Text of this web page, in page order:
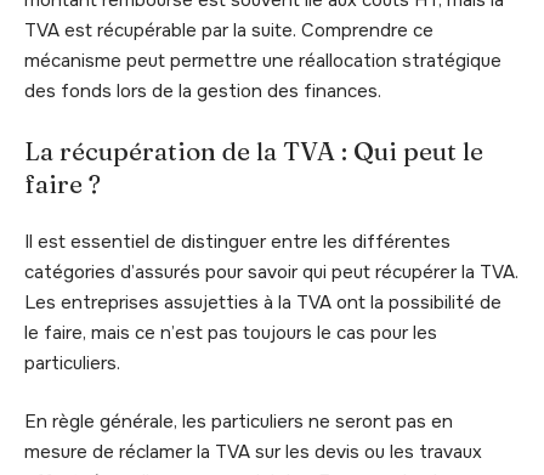
TVA est récupérable par la suite. Comprendre ce
mécanisme peut permettre une réallocation stratégique
des fonds lors de la gestion des finances.
La récupération de la TVA : Qui peut le
faire ?
Il est essentiel de distinguer entre les différentes
catégories d’assurés pour savoir qui peut récupérer la TVA.
Les entreprises assujetties à la TVA ont la possibilité de
le faire, mais ce n’est pas toujours le cas pour les
particuliers.
En règle générale, les particuliers ne seront pas en
mesure de réclamer la TVA sur les devis ou les travaux